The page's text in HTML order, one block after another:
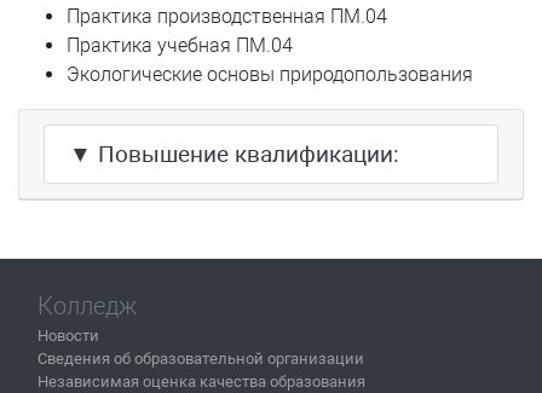
Практика производственная ПМ.04
Практика учебная ПМ.04
Экологические основы природопользования
▼ Повышение квалификации:
Колледж
Новости
Сведения об образовательной организации
Независимая оценка качества образования